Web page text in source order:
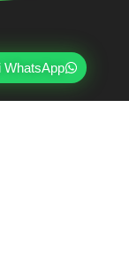
WhatsApp